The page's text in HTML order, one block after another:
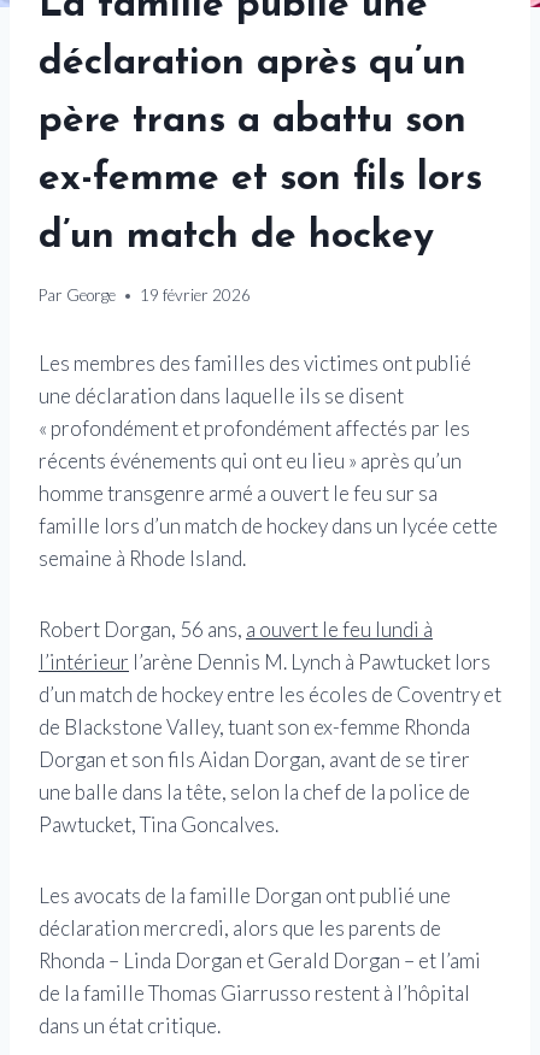
déclaration après qu’un
père trans a abattu son
ex-femme et son fils lors
d’un match de hockey
Par George 19 février 2026
Les membres des familles des victimes ont publié
une déclaration dans laquelle ils se disent
« profondément et profondément affectés par les
récents événements qui ont eu lieu » après qu’un
homme transgenre armé a ouvert le feu sur sa
famille lors d’un match de hockey dans un lycée cette
semaine à Rhode Island.
Robert Dorgan, 56 ans, a ouvert le feu lundi à
l’intérieur l’arène Dennis M. Lynch à Pawtucket lors
d’un match de hockey entre les écoles de Coventry et
de Blackstone Valley, tuant son ex-femme Rhonda
Dorgan et son fils Aidan Dorgan, avant de se tirer
une balle dans la tête, selon la chef de la police de
Pawtucket, Tina Goncalves.
Les avocats de la famille Dorgan ont publié une
déclaration mercredi, alors que les parents de
Rhonda – Linda Dorgan et Gerald Dorgan – et l’ami
de la famille Thomas Giarrusso restent à l’hôpital
dans un état critique.